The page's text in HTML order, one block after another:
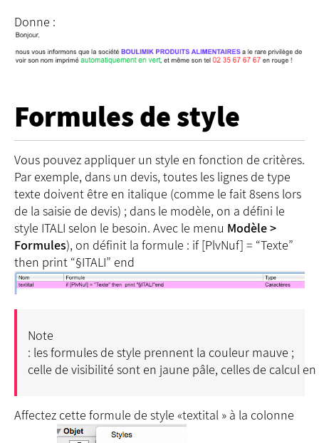
Donne :
Formules de style
Vous pouvez appliquer un style en fonction de critères.
Par exemple, dans un devis, toutes les lignes de type
texte doivent être en italique (comme le fait 8sens lors
de la saisie de devis) ; dans le modèle, on a défini le
style ITALI selon le besoin. Avec le menu Modèle >
Formules), on définit la formule : if [PlvNuf] = “Texte”
then print “§ITALI” end
Note
: les formules de style prennent la couleur mauve ;
celle de visibilité sont en jaune pâle, celles de calcul
Affectez cette formule de style «textital » à la colonne